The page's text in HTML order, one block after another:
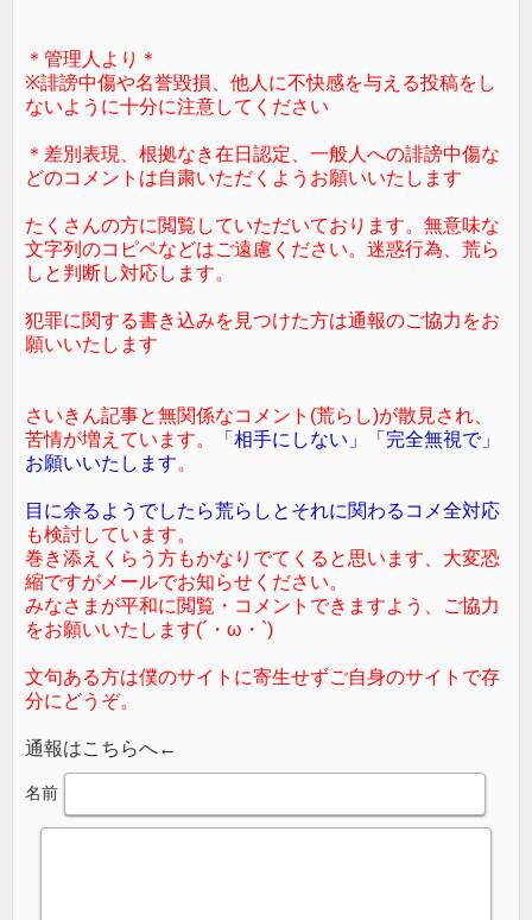
＊管理人より＊
※誹謗中傷や名誉毀損、他人に不快感を与える投稿をし
ないように十分に注意してください
＊差別表現、根拠なき在日認定、一般人への誹謗中傷な
どのコメントは自粛いただくようお願いいたします
たくさんの方に閲覧していただいております。無意味な
文字列のコピペなどはご遠慮ください。迷惑行為、荒ら
しと判断し対応します。
犯罪に関する書き込みを見つけた方は通報のご協力をお
願いいたします
さいきん記事と無関係なコメント(荒らし)が散見され、
苦情が増えています。
「相手にしない」「完全無視で」
お願いいたします。
目に余るようでしたら荒らしとそれに関わるコメ全対応
も検討しています。
巻き添えくらう方もかなりでてくると思います、大変恐
縮ですがメールでお知らせください。
みなさまが平和に閲覧・コメントできますよう、ご協力
をお願いいたします(´・ω・`)
文句ある方は僕のサイトに寄生せずご自身のサイトで存
分にどうぞ。
通報はこちらへ←
名前